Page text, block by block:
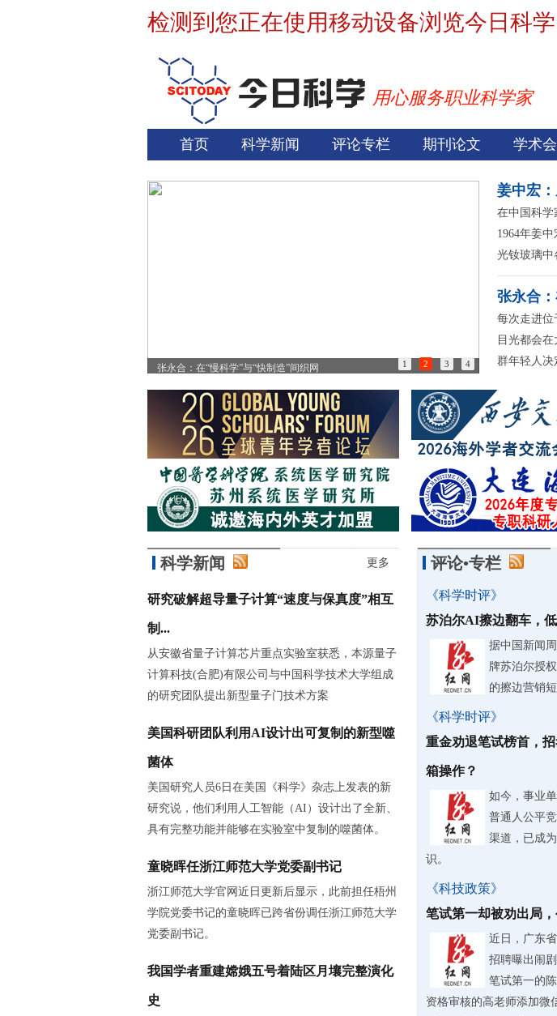
检测到您正在使用移动设备浏览今日科
用心服务职业科学家
首页 科学新闻 评论专栏 期刊论文 学术
张永合：在“慢科学”与“快制造”间织网 85岁诺奖得主
1 2 3 4
姜中宏
在中国科学
1964年姜
光钕玻璃中
张永合
每次走进位
目光都会
群年轻人决
科学新闻 更多
研究破解超导量子计算“速度与保真度”相互
制...
从安徽省量子计算芯片重点实验室获悉，本源量子
计算科技(合肥)有限公司与中国科学技术大学组成
的研究团队提出新型量子门技术方案
美国科研团队利用AI设计出可复制的新型噬
菌体
美国研究人员6日在美国《科学》杂志上发表的新
研究说，他们利用人工智能（AI）设计出了全新、
具有完整功能并能够在实验室中复制的噬菌体。
童晓晖任浙江师范大学党委副书记
浙江师范大学官网近日更新后显示，此前担任梧州
学院党委书记的童晓晖已跨省份调任浙江师范大学
党委副书记。
我国学者重建嫦娥五号着陆区月壤完整演化
史
评论•专栏
《科学时评》
苏泊尔AI擦边翻车，
据中国新闻
牌苏泊尔授
的擦边营销短
《科学时评》
重金劝退笔试榜首，
箱操作？
如今，事业
普通人公平
渠道，已成
识。
《科技政策》
笔试第一却被劝出局
近日，广东
招聘曝出闹
笔试第一的
资格审核的高老师添加微